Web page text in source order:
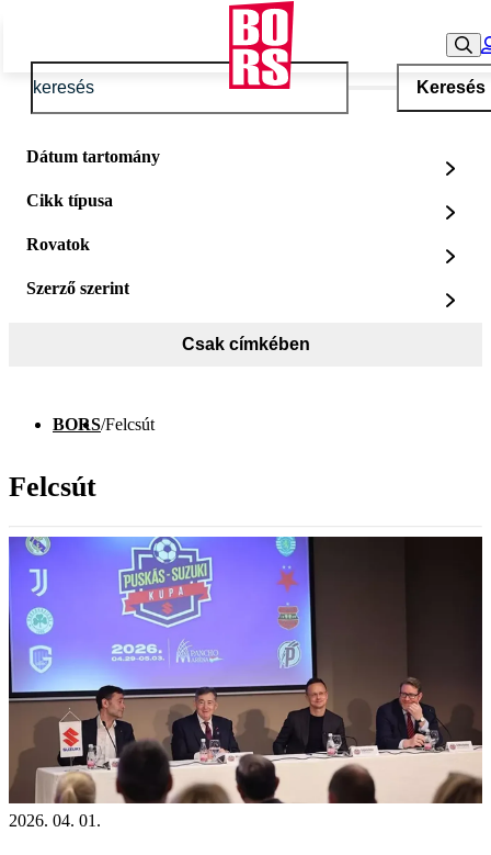
Keresés
Dátum tartomány
Cikk típusa
Rovatok
Szerző szerint
Csak címkében
BORS/Felcsút
Felcsút
2026. 04. 01.